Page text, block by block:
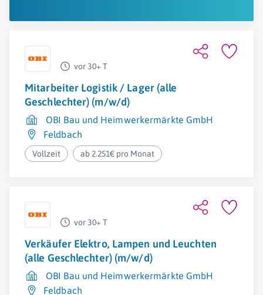
vor 30+ T
Mitarbeiter Logistik / Lager (alle
Geschlechter) (m/w/d)
OBI Bau und Heimwerkermärkte GmbH
Feldbach
Vollzeit ab 2.251€ pro Monat
vor 30+ T
Verkäufer Elektro, Lampen und Leuchten
(alle Geschlechter) (m/w/d)
OBI Bau und Heimwerkermärkte GmbH
Feldbach